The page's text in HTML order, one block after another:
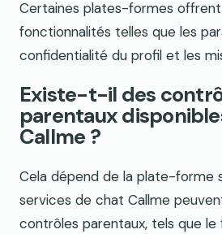
Certaines plates-formes
fonctionnalités telles que les
confidentialité du profil et les
Existe-t-il des
parentaux
Callme ?
Cela dépend de la plate-forme
services de chat Callme
contrôles parentaux, tels que